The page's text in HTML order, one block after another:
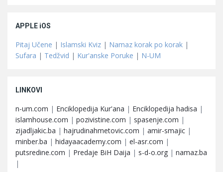
APPLE iOS
Pitaj Učene | Islamski Kviz | Namaz korak po korak |
Sufara | Tedžvid | Kur'anske Poruke | N-UM
LINKOVI
n-um.com | Enciklopedija Kur'ana | Enciklopedija hadisa |
islamhouse.com | pozivistine.com | spasenje.com |
zijadljakic.ba | hajrudinahmetovic.com | amir-smajic |
minber.ba | hidayaacademy.com | el-asr.com |
putsredine.com | Predaje BiH Daija | s-d-o.org | namaz.ba
|